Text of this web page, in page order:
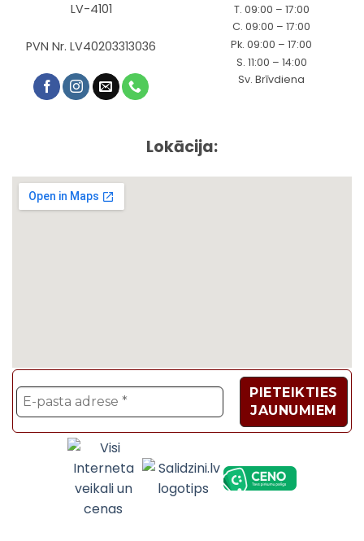
LV-4101
PVN Nr. LV40203313036
T. 09:00 – 17:00
C. 09:00 – 17:00
Pk. 09:00 – 17:00
S. 11:00 – 14:00
Sv. Brīvdiena
Lokācija: